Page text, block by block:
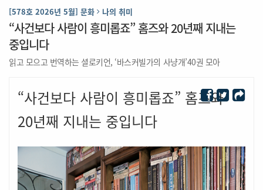
[578호 2026년 5월] 문화 나의 취미
“사건보다 사람이 흥미롭죠” 홈즈와 20년째 지내는
중입니다
읽고 모으고 번역하는 셜로키언, ‘바스커빌가의 사냥개’40권 모아
“사건보다 사람이 흥미롭죠” 홈즈와
20년째 지내는 중입니다